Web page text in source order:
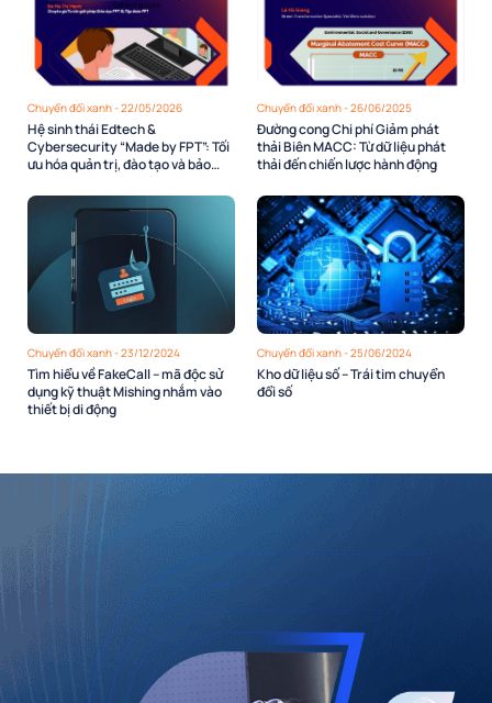
Chuyển đổi xanh - 22/05/2026
Hệ sinh thái Edtech &
Cybersecurity “Made by FPT”: Tối
ưu hóa quản trị, đào tạo và bảo
Chuyển đổi xanh - 26/06/2025
Đường cong Chi phí Giảm phát
thải Biên MACC: Từ dữ liệu phát
thải đến chiến lược hành động
Chuyển đổi xanh - 23/12/2024
Tìm hiểu về FakeCall – mã độc sử
dụng kỹ thuật Mishing nhắm vào
thiết bị di động
Chuyển đổi xanh - 25/06/2024
Kho dữ liệu số – Trái tim chuyển
đổi số